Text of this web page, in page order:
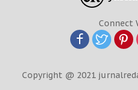
Connect
Copyright @ 2021